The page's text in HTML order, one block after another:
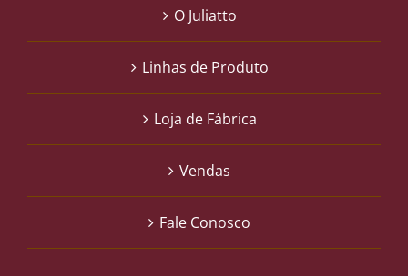
O Juliatto
Linhas de Produto
Loja de Fábrica
Vendas
Fale Conosco